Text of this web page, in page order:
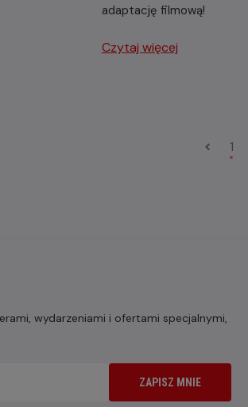
adaptację filmową!
Czytaj więcej
1
wydarzeniami i ofertami specjalnymi,
ZAPISZ MNIE